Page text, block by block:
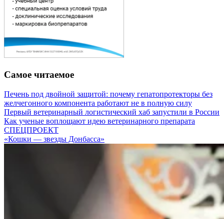
Самое читаемое
Печень под двойной защитой: почему гепатопротекторы без
желчегонного компонента работают не в полную силу
Первый ветеринарный логистический хаб запустили в России
Как ученые воплощают идею ветеринарного препарата
СПЕЦПРОЕКТ
«Кошки — звезды Донбасса»